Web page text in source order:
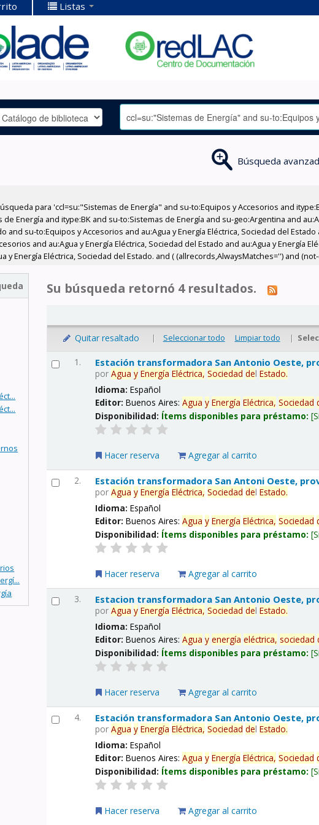
Listas
Búsqueda
para 'ccl=su:"Sistemas de Energía" and su-to:Equipos y Accesorios and
Energía and itype:BK and su-to:Sistemas de Energía and su-geo:Argentina and
and su-to:Equipos y Accesorios and au:Agua y Energía Eléctrica, Sociedad del
and au:Agua y Energía Eléctrica, Sociedad del Estado and au:Agua y Energía
y Energía Eléctrica, Sociedad del Estado. and ( (allrecords,AlwaysMatches='') and
Su búsqueda retornó 4 resultados.
Quitar resaltado | Seleccionar todo Limpiar todo |
1. Estación transformadora San Antonio Oeste,
porAgua y Energía Eléctrica, Sociedad delEstado.
Idioma:Español
Editor:Buenos Aires:Agua y Energía Eléctrica, Sociedad
Disponibilidad: Ítems disponibles para préstamo:
Hacer reserva Agregar al carrito
2. Estación transformadora San Antoni Oeste,
porAgua y Energía Eléctrica, Sociedad delEstado.
Idioma:Español
Editor:Buenos Aires:Agua y Energía Eléctrica, Sociedad
Disponibilidad: Ítems disponibles para préstamo:
Hacer reserva Agregar al carrito
3. Estacion transformadora San Antonio Oeste,
porAgua y Energía Eléctrica, Sociedad delEstado.
Idioma:Español
Editor:Buenos Aires:Agua y energía eléctrica, sociedad
Disponibilidad: Ítems disponibles para préstamo:
Hacer reserva Agregar al carrito
4. Estación transformadora San Antonio Oeste,
porAgua y Energía Eléctrica, Sociedad delEstado.
Idioma:Español
Editor:Buenos Aires:Agua y Energía Eléctrica, Sociedad
Disponibilidad: Ítems disponibles para préstamo:
Hacer reserva Agregar al carrito